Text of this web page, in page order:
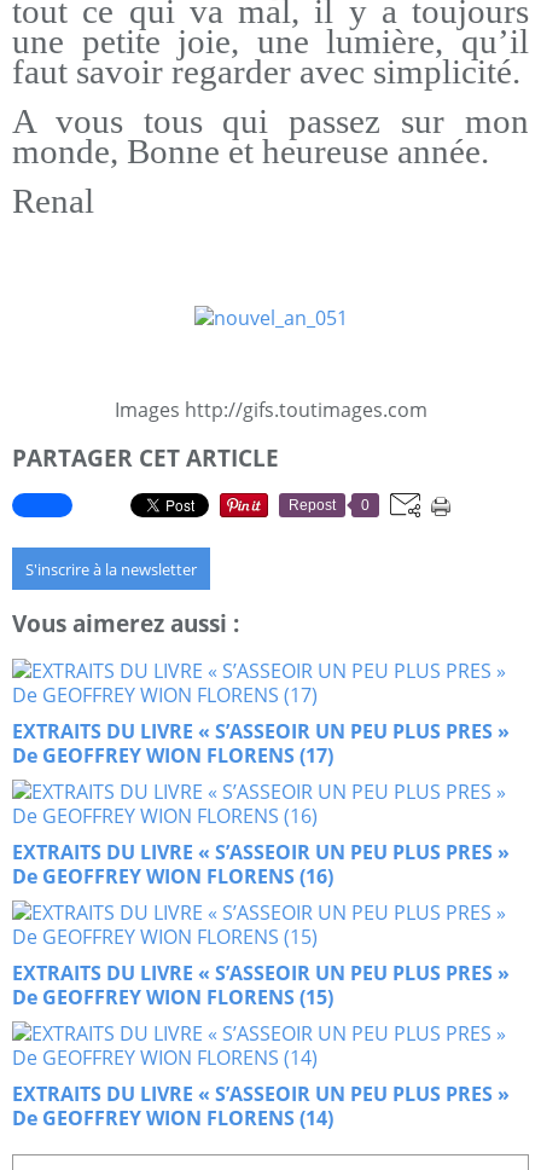
tout ce qui va mal, il y a toujours
une petite joie, une lumière, qu’il
faut savoir regarder avec simplicité.
A vous tous qui passez sur mon
monde, Bonne et heureuse année.
Renal
Images http://gifs.toutimages.com
PARTAGER CET ARTICLE
Repost 0
S'inscrire à la newsletter
Vous aimerez aussi :
EXTRAITS DU LIVRE « S’ASSEOIR UN PEU PLUS PRES »
De GEOFFREY WION FLORENS (17)
EXTRAITS DU LIVRE « S’ASSEOIR UN PEU PLUS PRES »
De GEOFFREY WION FLORENS (16)
EXTRAITS DU LIVRE « S’ASSEOIR UN PEU PLUS PRES »
De GEOFFREY WION FLORENS (15)
EXTRAITS DU LIVRE « S’ASSEOIR UN PEU PLUS PRES »
De GEOFFREY WION FLORENS (14)